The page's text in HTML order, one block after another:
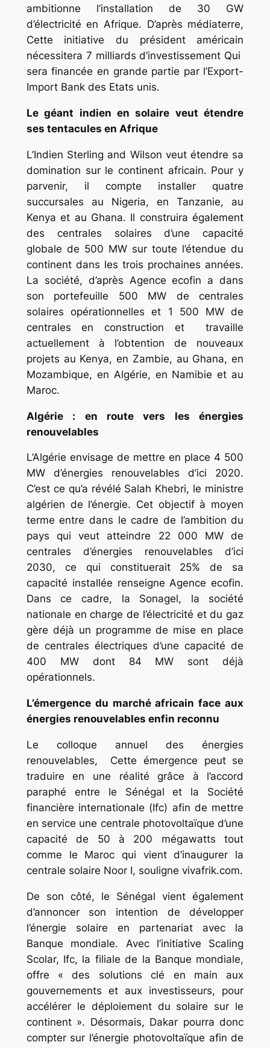
ambitionne l’installation de 30 GW
d’électricité en Afrique. D’après médiaterre,
Cette initiative du président américain
nécessitera 7 milliards d’investissement Qui
sera financée en grande partie par l’Export-
Import Bank des Etats unis.
Le géant indien en solaire veut étendre
ses tentacules en Afrique
L’Indien Sterling and Wilson veut étendre sa
domination sur le continent africain. Pour y
parvenir, il compte installer quatre
succursales au Nigeria, en Tanzanie, au
Kenya et au Ghana. Il construira également
des centrales solaires d’une capacité
globale de 500 MW sur toute l’étendue du
continent dans les trois prochaines années.
La société, d’après Agence ecofin a dans
son portefeuille 500 MW de centrales
solaires opérationnelles et 1 500 MW de
centrales en construction et travaille
actuellement à l’obtention de nouveaux
projets au Kenya, en Zambie, au Ghana, en
Mozambique, en Algérie, en Namibie et au
Maroc.
Algérie : en route vers les énergies
renouvelables
L’Algérie envisage de mettre en place 4 500
MW d’énergies renouvelables d’ici 2020.
C’est ce qu’a révélé Salah Khebri, le ministre
algérien de l’énergie. Cet objectif à moyen
terme entre dans le cadre de l’ambition du
pays qui veut atteindre 22 000 MW de
centrales d’énergies renouvelables d’ici
2030, ce qui constituerait 25% de sa
capacité installée renseigne Agence ecofin.
Dans ce cadre, la Sonagel, la société
nationale en charge de l’électricité et du gaz
gère déjà un programme de mise en place
de centrales électriques d’une capacité de
400 MW dont 84 MW sont déjà
opérationnels.
L’émergence du marché africain face aux
énergies renouvelables enfin reconnu
Le colloque annuel des énergies
renouvelables, Cette émergence peut se
traduire en une réalité grâce à l’accord
paraphé entre le Sénégal et la Société
financière internationale (Ifc) afin de mettre
en service une centrale photovoltaïque d’une
capacité de 50 à 200 mégawatts tout
comme le Maroc qui vient d’inaugurer la
centrale solaire Noor I, souligne vivafrik.com.
De son côté, le Sénégal vient également
d’annoncer son intention de développer
l’énergie solaire en partenariat avec la
Banque mondiale. Avec l’initiative Scaling
Scolar, Ifc, la filiale de la Banque mondiale,
offre « des solutions clé en main aux
gouvernements et aux investisseurs, pour
accélérer le déploiement du solaire sur le
continent ». Désormais, Dakar pourra donc
compter sur l’énergie photovoltaïque afin de